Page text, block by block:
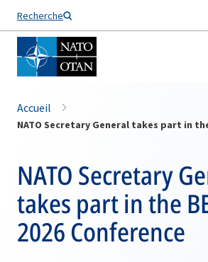
Recherche
Nom de famille*
Accueil
NATO Secretary
takes part in the
2026 Conference